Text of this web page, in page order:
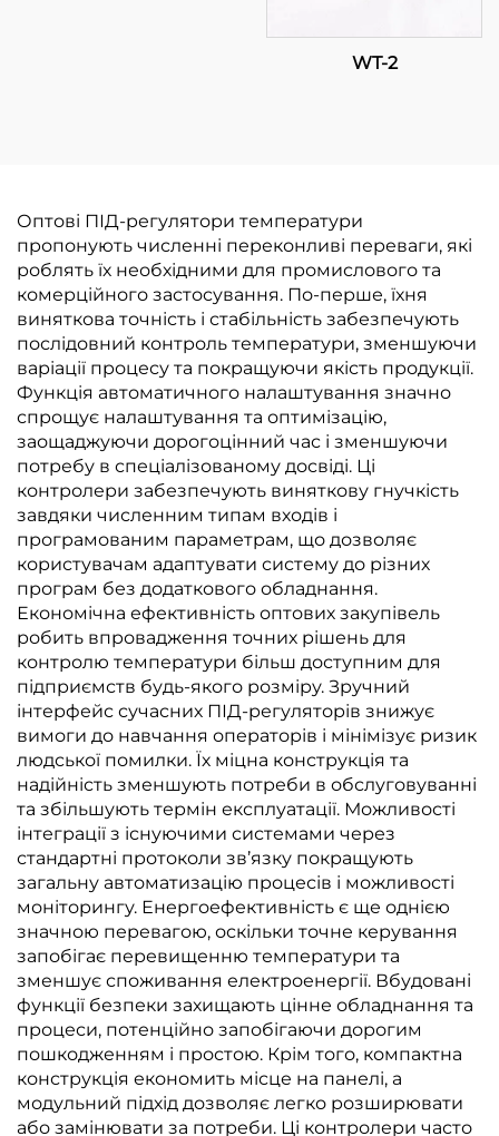
WT-2
Оптові ПІД-регулятори температури
пропонують численні переконливі переваги, які
роблять їх необхідними для промислового та
комерційного застосування. По-перше, їхня
виняткова точність і стабільність забезпечують
послідовний контроль температури, зменшуючи
варіації процесу та покращуючи якість продукції.
Функція автоматичного налаштування значно
спрощує налаштування та оптимізацію,
заощаджуючи дорогоцінний час і зменшуючи
потребу в спеціалізованому досвіді. Ці
контролери забезпечують виняткову гнучкість
завдяки численним типам входів і
програмованим параметрам, що дозволяє
користувачам адаптувати систему до різних
програм без додаткового обладнання.
Економічна ефективність оптових закупівель
робить впровадження точних рішень для
контролю температури більш доступним для
підприємств будь-якого розміру. Зручний
інтерфейс сучасних ПІД-регуляторів знижує
вимоги до навчання операторів і мінімізує ризик
людської помилки. Їх міцна конструкція та
надійність зменшують потреби в обслуговуванні
та збільшують термін експлуатації. Можливості
інтеграції з існуючими системами через
стандартні протоколи зв’язку покращують
загальну автоматизацію процесів і можливості
моніторингу. Енергоефективність є ще однією
значною перевагою, оскільки точне керування
запобігає перевищенню температури та
зменшує споживання електроенергії. Вбудовані
функції безпеки захищають цінне обладнання та
процеси, потенційно запобігаючи дорогим
пошкодженням і простою. Крім того, компактна
конструкція економить місце на панелі, а
модульний підхід дозволяє легко розширювати
або замінювати за потреби. Ці контролери часто